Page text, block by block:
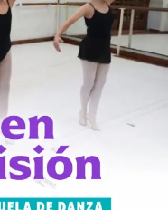
de colaborar
renombre.